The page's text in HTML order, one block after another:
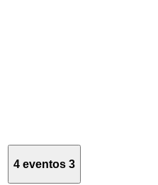
4 eventos 3